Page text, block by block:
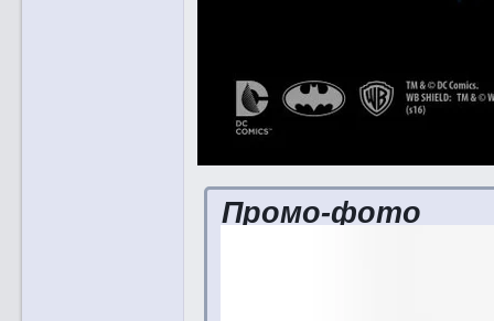
Промо-фото